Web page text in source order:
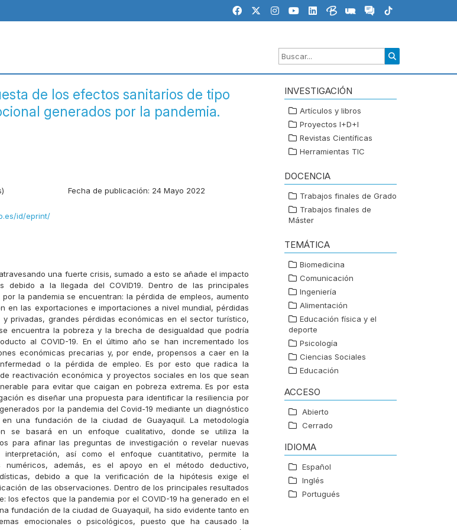
de los efectos sanitarios de tipo
generados por la pandemia.
Fecha de publicación: 24 Mayo 2022
id/eprint/
una fuerte crisis, sumado a esto se añade el impacto
debido a la llegada del COVID19. Dentro de las principales
la pandemia se encuentran: la pérdida de empleos, aumento
en las exportaciones e importaciones a nivel mundial, pérdidas
privadas, grandes pérdidas económicas en el sector turístico,
encuentra la pobreza y la brecha de desigualdad que podría
al COVID-19. En el último año se han incrementado los
económicas precarias y, por ende, propensos a caer en la
o la pérdida de empleo. Es por esto que radica la
reactivación económica y proyectos sociales en los que sean
para evitar que caigan en pobreza extrema. Es por esta
es diseñar una propuesta para identificar la resiliencia por
por la pandemia del Covid-19 mediante un diagnóstico
una fundación de la ciudad de Guayaquil. La metodología
se basará en un enfoque cualitativo, donde se utiliza la
para afinar las preguntas de investigación o revelar nuevas
así como el enfoque cuantitativo, permite la
además, es el apoyo en el método deductivo,
debido a que la verificación de la hipótesis exige el
de las observaciones. Dentro de los principales resultados
los efectos que la pandemia por el COVID-19 ha generado en el
fundación de la ciudad de Guayaquil, ha sido evidente tanto en
emocionales o psicológicos, puesto que ha causado la
INVESTIGACIÓN
Artículos y libros
Proyectos I+D+I
Revistas Científicas
Herramientas TIC
DOCENCIA
Trabajos finales de Grado
Trabajos finales de
Máster
TEMÁTICA
Biomedicina
Comunicación
Ingeniería
Alimentación
Educación física y el
deporte
Psicología
Ciencias Sociales
Educación
ACCESO
Abierto
Cerrado
IDIOMA
Español
Inglés
Portugués